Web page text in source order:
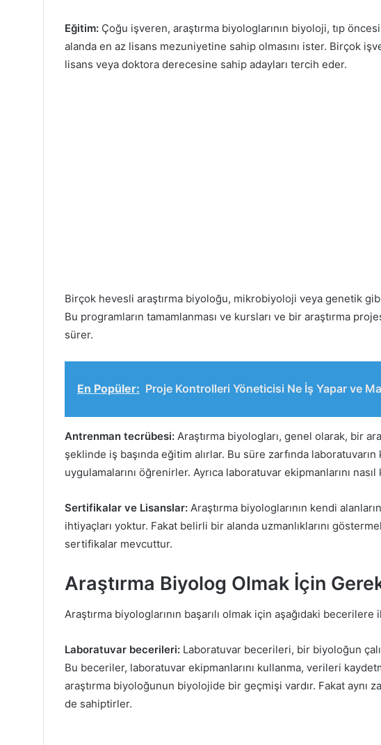
Eğitim: Çoğu işveren, araştırma biyologlarının biyoloji, tıp
alanda en az lisans mezuniyetine sahip olmasını ister. Birçok
lisans veya doktora derecesine sahip adayları tercih eder.
Birçok hevesli araştırma biyoloğu, mikrobiyoloji veya genetik
Bu programların tamamlanması ve kursları ve bir araştırma
sürer.
En Popüler: Proje Kontrolleri Yöneticisi Ne İş Yapar ve
Antrenman tecrübesi: Araştırma biyologları, genel olarak, bir
şeklinde iş başında eğitim alırlar. Bu süre zarfında
uygulamalarını öğrenirler. Ayrıca laboratuvar ekipmanlarını
Sertifikalar ve Lisanslar: Araştırma biyologlarının kendi
ihtiyaçları yoktur. Fakat belirli bir alanda uzmanlıklarını
sertifikalar mevcuttur.
Araştırma Biyolog Olmak İçin
Araştırma biyologlarının başarılı olmak için aşağıdaki becerilere
Laboratuvar becerileri: Laboratuvar becerileri, bir biyoloğun
Bu beceriler, laboratuvar ekipmanlarını kullanma, verileri
araştırma biyoloğunun biyolojide bir geçmişi vardır. Fakat aynı
de sahiptirler.